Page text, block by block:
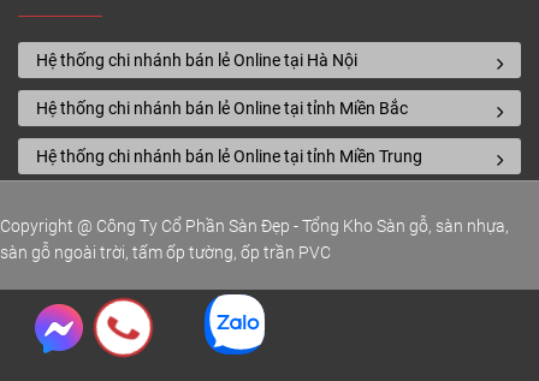
Hệ thống chi nhánh bán lẻ Online tại Hà Nội
Hệ thống chi nhánh bán lẻ Online tại tỉnh Miền Bắc
Hệ thống chi nhánh bán lẻ Online tại tỉnh Miền Trung
Copyright @ Công Ty Cổ Phần Sàn Đẹp - Tổng Kho Sàn gỗ, sàn nhựa,
sàn gỗ ngoài trời, tấm ốp tường, ốp trần PVC